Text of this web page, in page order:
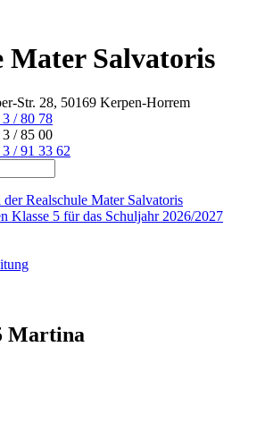
Mater Salvatoris
Str. 28, 50169 Kerpen-Horrem
/ 80 78
/ 85 00
/ 91 33 62
Realschule Mater Salvatoris
Klasse 5 für das Schuljahr 2026/2027
Martina